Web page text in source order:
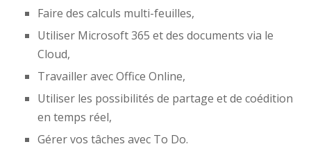
Faire des calculs multi-feuilles,
Utiliser Microsoft 365 et des documents via le
Cloud,
Travailler avec Office Online,
Utiliser les possibilités de partage et de coédition
en temps réel,
Gérer vos tâches avec To Do.